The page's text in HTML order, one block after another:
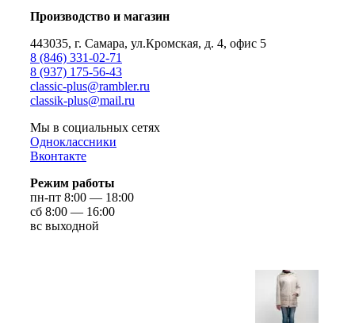
Производство и магазин
443035, г. Самара, ул.Кромская, д. 4, офис 5
8 (846) 331-02-71
8 (937) 175-56-43
сlassic-plus@rambler.ru
classik-plus@mail.ru
Мы в социальных сетях
Одноклассники
Вконтакте
Режим работы
пн-пт 8:00 — 18:00
сб 8:00 — 16:00
вс выходной